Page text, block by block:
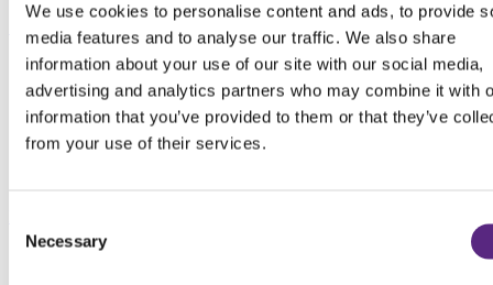
We use cookies to personalise content and ads, to provide
media features and to analyse our traffic. We also share
information about your use of our site with our social media,
advertising and analytics partners who may combine it with
information that you’ve provided to them or that they’ve
from your use of their services.
Selection
Necessary